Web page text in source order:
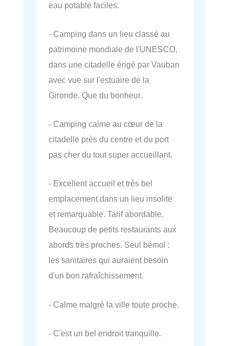
eau potable faciles.
- Camping dans un lieu classé au
patrimoine mondiale de l'UNESCO,
dans une citadelle érigé par Vauban
avec vue sur l'estuaire de la
Gironde. Que du bonheur.
- Camping calme au cœur de la
citadelle près du centre et du port
pas cher du tout super accueillant.
- Excellent accueil et très bel
emplacement dans un lieu insolite
et remarquable. Tarif abordable.
Beaucoup de petits restaurants aux
abords très proches. Seul bémol :
les sanitaires qui auraient besoin
d'un bon rafraîchissement.
- Calme malgré la ville toute proche.
- C'est un bel endroit tranquille.